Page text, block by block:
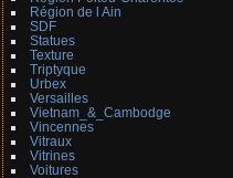
Région de l Ain
SDF
Statues
Texture
Triptyque
Urbex
Versailles
Vietnam_&_Cambodge
Vincennes
Vitraux
Vitrines
Voitures